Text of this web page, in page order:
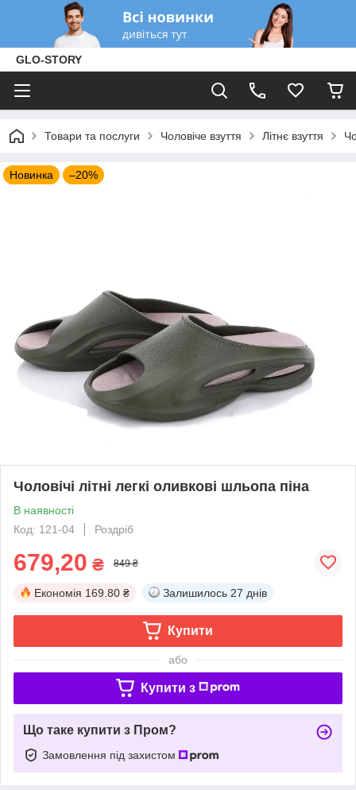
GLO-STORY
Товари та послуги Чоловіче взуття Літнє взуття
Новинка –20%
Чоловічі літні легкі оливкові шльопа піна
В наявності
Код: 121-04
Роздріб
679,20 ₴ 849 ₴
Економія 169.80 ₴ Залишилось 27 днів
Купити
або
Купити з
Що таке купити з Пром?
Замовлення під захистом